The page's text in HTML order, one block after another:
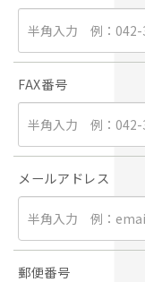
FAX番号
メールアドレス
郵便番号